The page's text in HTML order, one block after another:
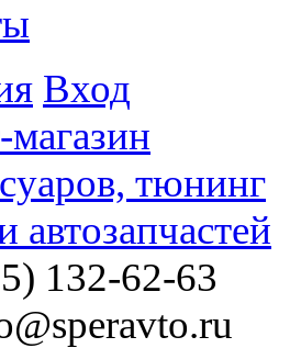
Вход
132-62-63